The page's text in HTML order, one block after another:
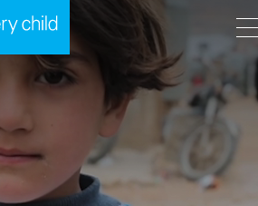
按回車鍵）
A A EN 繁